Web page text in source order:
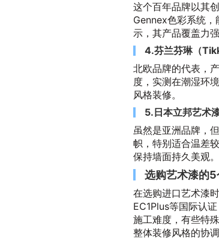
这个百年品牌以其
Gennex色彩系统，
示，其产品覆盖力
4.芬兰芬琳（
北欧品牌的代表，
度，实测在潮湿环
风格装修。
5.日本立邦艺术
虽然是亚洲品牌，
帜，特别适合温差
保持墙面持久美观。
选购艺术漆的
在选购进口艺术漆
EC1Plus等国际认
施工难度，有些特
整体装修风格的协调